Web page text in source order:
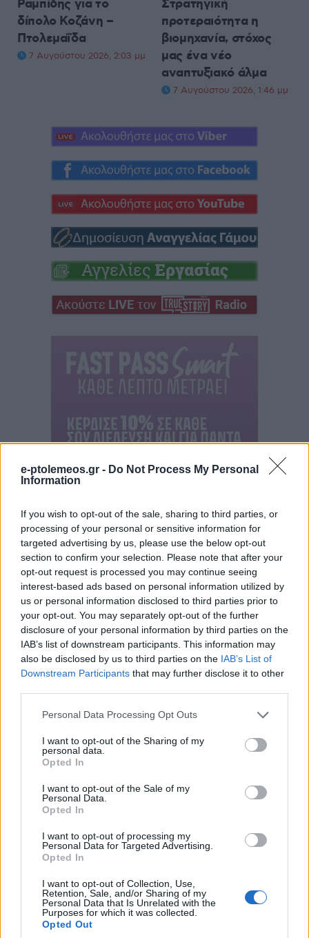
e-ptolemeos.gr - Do Not Process My Personal
Information
If you wish to opt-out of the sale, sharing to third parties, or
processing of your personal or sensitive information for
targeted advertising by us, please use the below opt-out
section to confirm your selection. Please note that after your
opt-out request is processed you may continue seeing
interest-based ads based on personal information utilized by
us or personal information disclosed to third parties prior to
your opt-out. You may separately opt-out of the further
disclosure of your personal information by third parties on the
IAB’s list of downstream participants. This information may
also be disclosed by us to third parties on the IAB’s List of
Downstream Participants that may further disclose it to other
Please note that this website/app uses one or more Google
not limited to your visit or usage behaviour. You may click to
grant or deny consent to Google and its third-party tags to
use your data for below specified purposes in below Google
consent section.
Personal Data Processing Opt Outs
I want to opt-out of the Sharing of my
personal data.
Opted In
I want to opt-out of the Sale of my
Personal Data.
Opted In
I want to opt-out of processing my
Personal Data for Targeted Advertising.
Opted In
I want to opt-out of Collection, Use,
Retention, Sale, and/or Sharing of my
Personal Data that Is Unrelated with the
Purposes for which it was collected.
Opted Out
Ραμπίδης για το
δίπολο Κοζάνη –
Πτολεμαΐδα
7 Αυγούστου 2026, 2:03 μμ
Στρατηγική
προτεραιότητα η
βιομηχανία, στόχος
μας ένα νέο
αναπτυξιακό άλμα
7 Αυγούστου 2026, 1:46 μμ